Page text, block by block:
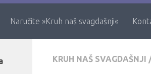
Naručite »Kruh naš svagdašnji«
KRUH NAŠ SVAGDAŠNJI